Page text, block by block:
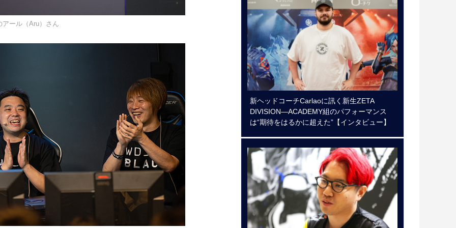
アール（Aru）さん
新ヘッドコーチCarlaoに訊く新生ZETA
DIVISION―ACADEMY組のパフォーマンス
は“期待をはるかに超えた”【インタビュー】